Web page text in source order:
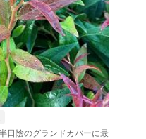
日陰のグランドカバーに最